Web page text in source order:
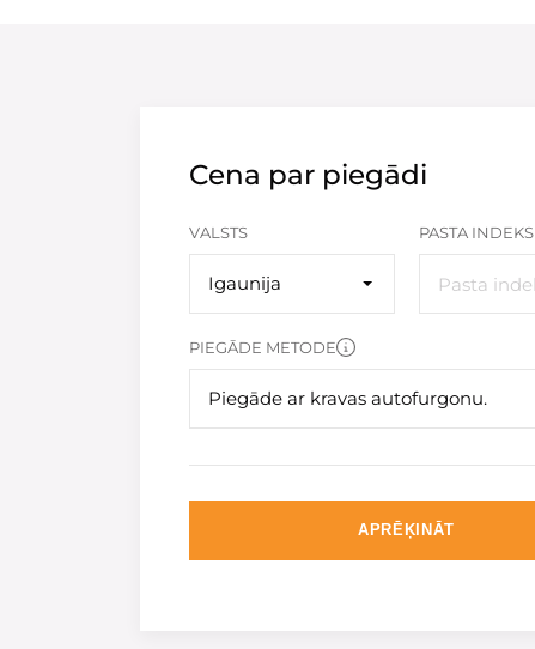
Cena par piegādi
VALSTS
Igaunija
PASTA INDEKS
PIEGĀDE METODE
Piegāde ar kravas autofurgonu.
APRĒĶINĀT